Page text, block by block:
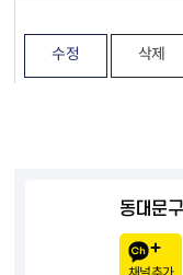
수정 삭제
동대문